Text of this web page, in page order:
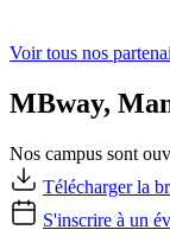
Voir tous nos
MBway,
Nos campus sont
Télécharger la
S'inscrire à un